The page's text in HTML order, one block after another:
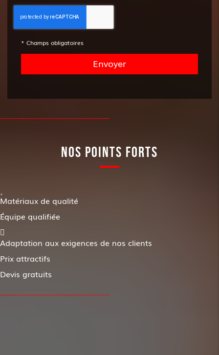
* Champs obligatoires
NOS POINTS FORTS
Matériaux de qualité
Équipe qualifiée
Adaptation aux exigences de nos clients
Prix attractifs
Devis gratuits